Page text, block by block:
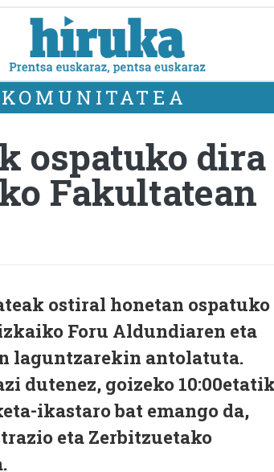
KOMUNITATEA
ospatuko
Fakultatean
ostiral honetan ospatuko
Foru Aldundiaren eta
laguntzarekin antolatuta.
dutenez, goizeko 10:00etatik
ikastaro bat emango da,
eta Zerbitzuetako